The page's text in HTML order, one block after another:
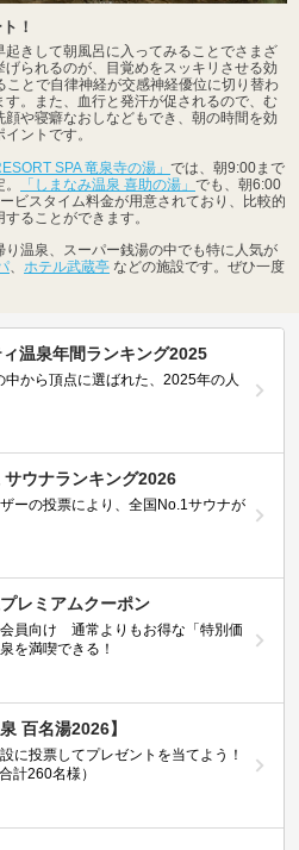
！
きして朝風呂に入ってみることでさまざ
られるのが、目覚めをスッキリさせる効
とで自律神経が交感神経優位に切り替わ
。また、血行と発汗が促されるので、む
や寝癖なおしなどもでき、朝の時間を効
ントです。
SPA 竜泉寺の湯」 では、朝9:00まで
「しまなみ温泉 喜助の湯」 でも、朝6:00
ビスタイム料金が用意されており、比較的
ることができます。
温泉、スーパー銭湯の中でも特に人気が
、 ホテル武蔵亭 などの施設です。ぜひ一度
温泉年間ランキング2025
中から頂点に選ばれた、2025年の人
サウナランキング2026
ーの投票により、全国No.1サウナが
レミアムクーポン
会員向け 通常よりもお得な「特別価
を満喫できる！
百名湯2026】
に投票してプレゼントを当てよう！
計260名様）